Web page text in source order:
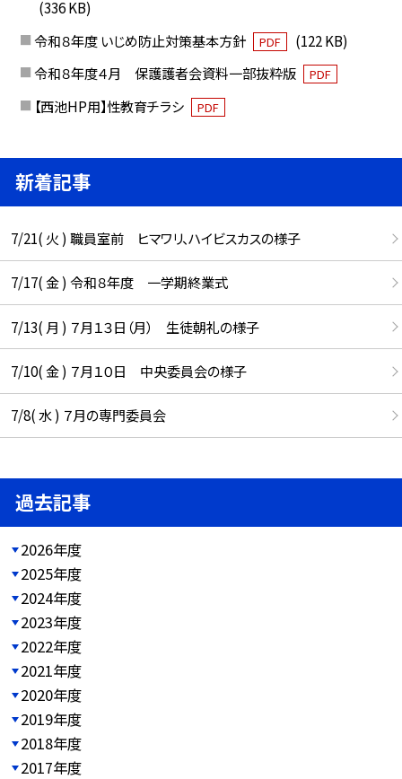
(336 KB)
令和８年度 いじめ防止対策基本方針
PDF
(122 KB)
令和８年度４月 保護護者会資料一部抜粋版
PDF
【西池HP用】性教育チラシ PDF
新着記事
7/21( 火 ) 職員室前 ヒマワリ、ハイビスカスの様子
7/17( 金 ) 令和８年度 一学期終業式
7/13( 月 ) ７月１３日（月） 生徒朝礼の様子
7/10( 金 ) ７月１０日 中央委員会の様子
7/8( 水 ) ７月の専門委員会
過去記事
2026年度
2025年度
2024年度
2023年度
2022年度
2021年度
2020年度
2019年度
2018年度
2017年度